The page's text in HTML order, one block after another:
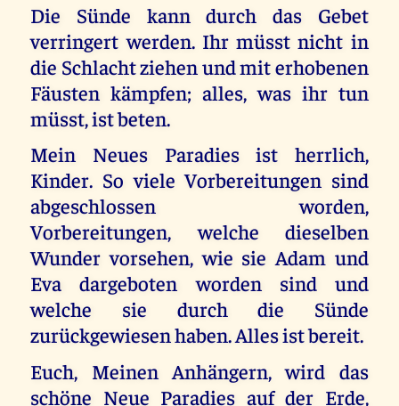
Die Sünde kann durch das Gebet
verringert werden. Ihr müsst nicht in
die Schlacht ziehen und mit erhobenen
Fäusten kämpfen; alles, was ihr tun
müsst, ist beten.
Mein Neues Paradies ist herrlich,
Kinder. So viele Vorbereitungen sind
abgeschlossen worden,
Vorbereitungen, welche dieselben
Wunder vorsehen, wie sie Adam und
Eva dargeboten worden sind und
welche sie durch die Sünde
zurückgewiesen haben. Alles ist bereit.
Euch, Meinen Anhängern, wird das
schöne Neue Paradies auf der Erde,